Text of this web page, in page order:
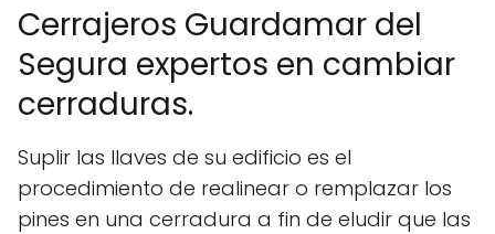
Cerrajeros Guardamar del
Segura expertos en cambiar
cerraduras.
Suplir las llaves de su edificio es el
procedimiento de realinear o remplazar los
pines en una cerradura a fin de eludir que las